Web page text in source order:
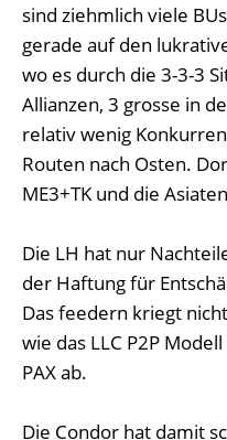
sind ziehmlich viele
gerade auf den
wo es durch die 3-3-3
Allianzen, 3 grosse in
relativ wenig
Routen nach Osten.
ME3+TK und die
Die LH hat nur
der Haftung für
Das feedern kriegt
wie das LLC P2P
PAX ab.
Die Condor hat damit